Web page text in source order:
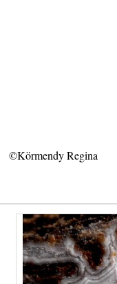
©Körmendy Regina